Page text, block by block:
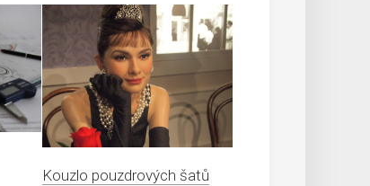
Kouzlo pouzdrových šatů